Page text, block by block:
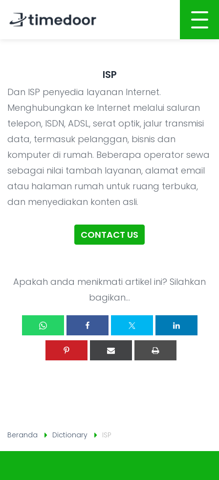
Layanan
PENGEMBANGAN BERBASIS AI
Pengembangan Aplikasi Mobile
Pengembangan Sistem
Integrasi Sistem AI
Semua Layanan Development▸
Portofolio
Karir
CSR
Blog
Kontak
ISP
Dan ISP penyedia layanan Internet.
Menghubungkan ke Internet melalui saluran
telepon, ISDN, ADSL, serat optik, jalur transmisi
data, termasuk pelanggan, bisnis dan
komputer di rumah. Beberapa operator sewa
sebagai nilai tambah layanan, alamat email
atau halaman rumah untuk ruang terbuka,
dan menyediakan konten asli.
CONTACT US
Apakah anda menikmati artikel ini? Silahkan
bagikan...
Beranda Dictionary ISP